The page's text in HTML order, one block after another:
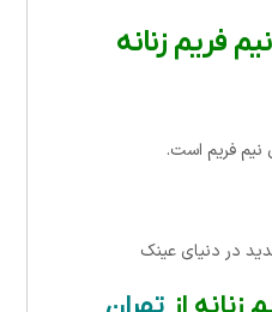
فریم زنانه
نیم فریم است.
در دنیای عینک